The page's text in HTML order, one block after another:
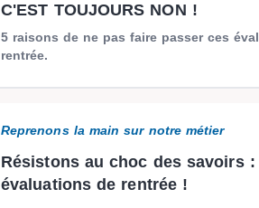
C'EST TOUJOURS NON !
5 raisons de ne pas faire passer ces
rentrée.
Reprenons la main sur notre métier
Résistons au choc des savoirs
évaluations de rentrée !